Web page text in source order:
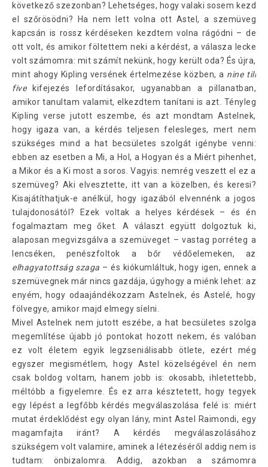
következő szezonban? Lehetséges, hogy valaki sosem kezd
el szőrösödni? Ha nem lett volna ott Astel, a szemüveg
kapcsán is rossz kérdéseken kezdtem volna rágódni – de
ott volt, és amikor föltettem neki a kérdést, a válasza lecke
volt számomra: mit számít nekünk, hogy került oda? És újra,
mint ahogy Kipling versének értelmezése közben, a nine till
fivekifejezés lefordításakor, ugyanabban a pillanatban,
amikor tanultam valamit, elkezdtem tanítani is azt. Tényleg
Kipling verse jutott eszembe, és azt mondtam Astelnek,
hogy igaza van, a kérdés teljesen felesleges, mert nem
szükséges mind a hat becsületes szolgát igénybe venni:
ebben az esetben a Mi, a Hol, a Hogyan és a Miért pihenhet,
a Mikor és a Ki most a soros. Vagyis: nemrég veszett el ez a
szemüveg? Aki elvesztette, itt van a közelben, és keresi?
Kisajátíthatjuk-e anélkül, hogy igazából elvennénk a jogos
tulajdonosától? Ezek voltak a helyes kérdések – és én
fogalmaztam meg őket. A választ együtt dolgoztuk ki,
alaposan megvizsgálva a szemüveget – vastag porréteg a
lencséken, penészfoltok a bőr védőelemeken, az
elhagyatottság szaga – és kiókumláltuk, hogy igen, ennek a
szemüvegnek már nincs gazdája, úgyhogy a miénk lehet: az
enyém, hogy odaajándékozzam Astelnek, és Astelé, hogy
fölvegye, amikor majd elmegy síelni.
Mivel Astelnek nem jutott eszébe, a hat becsületes szolga
megemlítése újabb jó pontokat hozott nekem, és valóban
ez volt életem egyik legzseniálisabb ötlete, ezért még
egyszer megismétlem, hogy Astel közelségével én nem
csak boldog voltam, hanem jobb is: okosabb, ihletettebb,
méltóbb a figyelemre. És ez arra késztetett, hogy tegyek
egy lépést a legfőbb kérdés megválaszolása felé is: miért
mutat érdeklődést egy olyan lány, mint Astel Raimondi, egy
magamfajta iránt? A kérdés megválaszolásához
szükségem volt valamire, aminek a létezéséről addig nem is
tudtam: önbizalomra. Addig, azokban a számomra